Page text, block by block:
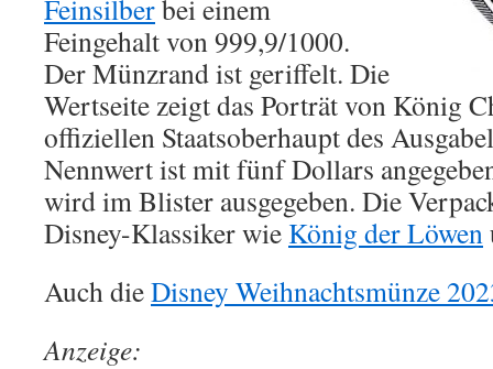
Feinsilberbei einem
Feingehalt von 999,9/1000.
Der Münzrand ist geriffelt. Die
Wertseite zeigt das Porträt von König
offiziellen Staatsoberhaupt des
Nennwert ist mit fünf Dollars
wird im Blister ausgegeben. Die
Disney-Klassiker wie König der Löwen
Auch dieDisney Weihnachtsmünze
Anzeige: